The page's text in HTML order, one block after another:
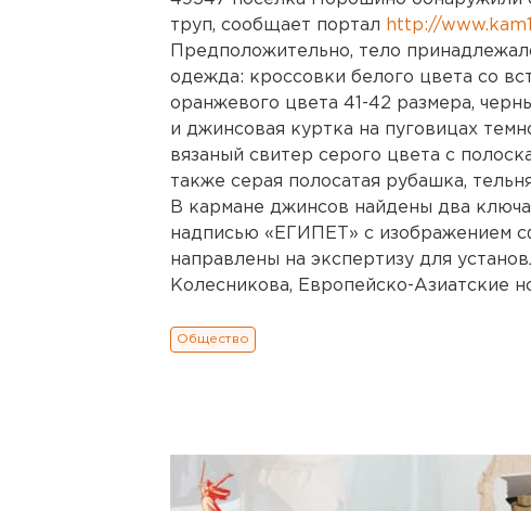
труп, сообщает портал http://
Предположительно, тело
одежда: кроссовки белого цвета со
оранжевого цвета 41-42 размера,
и джинсовая куртка на пуговицах
вязаный свитер серого цвета с
также серая полосатая рубашка,
В кармане джинсов найдены два
надписью «ЕГИПЕТ» с изображением
направлены на экспертизу для
Колесникова, Европейско-Азиатские
Общество